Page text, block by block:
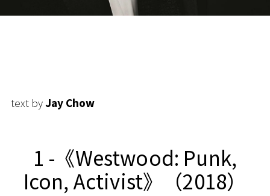
text by Jay Chow
1 -《Westwood: Punk,
Icon, Activist》（2018）